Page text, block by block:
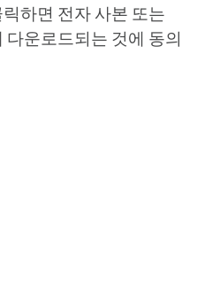
하면 전자 사본 또는
다운로드되는 것에 동의